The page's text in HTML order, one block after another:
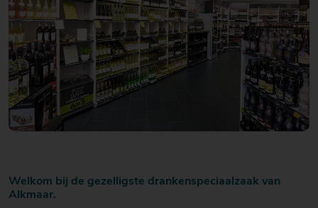
Welkom bij de gezelligste drankenspeciaalzaak van
Alkmaar.